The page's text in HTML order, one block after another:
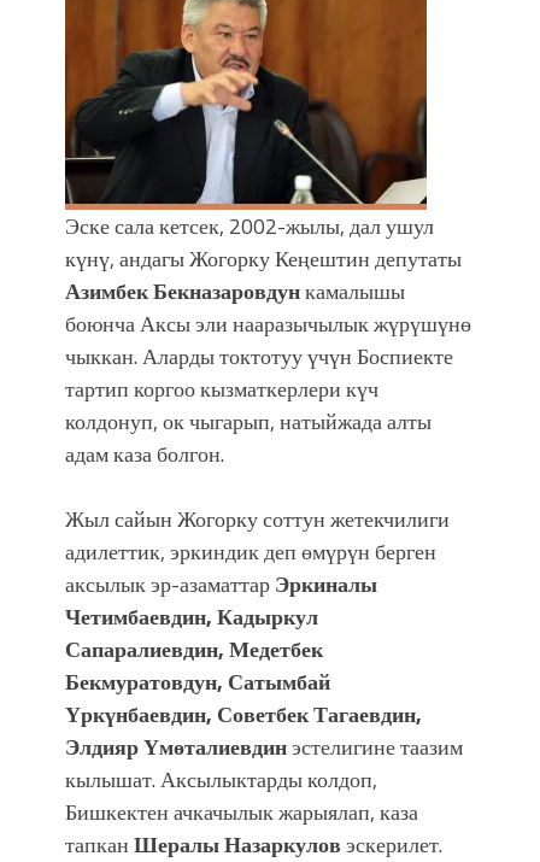
Эске сала кетсек, 2002-жылы, дал ушул
күнү, андагы Жогорку Кеңештин депутаты
Азимбек Бекназаровдункамалышы
боюнча Аксы эли нааразычылык жүрүшүнө
чыккан. Аларды токтотуу үчүн Боспиекте
тартип коргоо кызматкерлери күч
колдонуп, ок чыгарып, натыйжада алты
адам каза болгон.
Жыл сайын Жогорку соттун жетекчилиги
адилеттик, эркиндик деп өмүрүн берген
аксылык эр-азаматтарЭркиналы
Четимбаевдин, Кадыркул
Сапаралиевдин, Медетбек
Бекмуратовдун, Сатымбай
Үркүнбаевдин, Советбек Тагаевдин,
Элдияр Үмөталиевдинэстелигине таазим
кылышат. Аксылыктарды колдоп,
Бишкектен ачкачылык жарыялап, каза
тапканШералы Назаркуловэскерилет.